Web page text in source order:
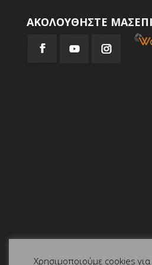
ΑΚΟΛΟΥΘΗΣΤΕ ΜΑΣ
Χρησιμοποιούμε cookies για